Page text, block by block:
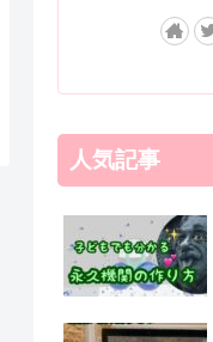
人気記事